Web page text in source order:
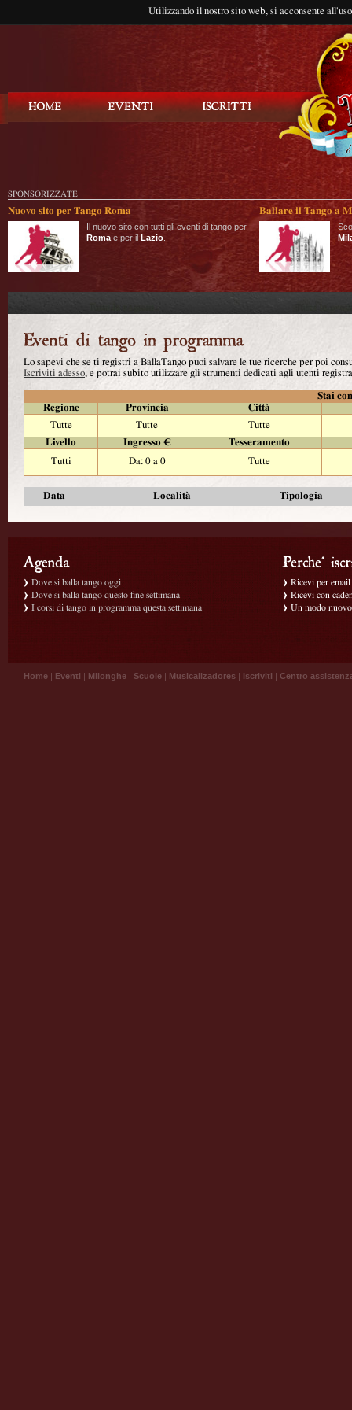
Utilizzando il nostro sito web, si acconsente
SPONSORIZZATE
Nuovo sito per Tango Roma
Il nuovo sito con tutti gli eventi di tango per
Roma e per il Lazio
Ballare il Tango a
Lo sapevi che se ti registri a BallaTango puoi salvare le tue ricerche per poi
Iscriviti adesso, e potrai subito utilizzare gli strumenti dedicati agli utenti
Stai
Regione
Provincia
Città
Tutte
Tutte
Tutte
Livello
Ingresso €
Tesseramento
Tutti
Da: 0 a 0 Tutte
Data Località Tipologia
Dove si balla tango oggi
Dove si balla tango questo fine settimana
I corsi di tango in programma questa settimana
Ricevi per
Ricevi con
Un modo
Home | Eventi | Milonghe | Scuole | Musicalizadores | Iscriviti | Centro